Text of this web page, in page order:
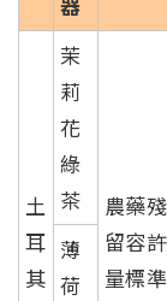
土
耳
其
茉
莉
花
綠
茶
農藥殘
留容許
量標準
薄
荷